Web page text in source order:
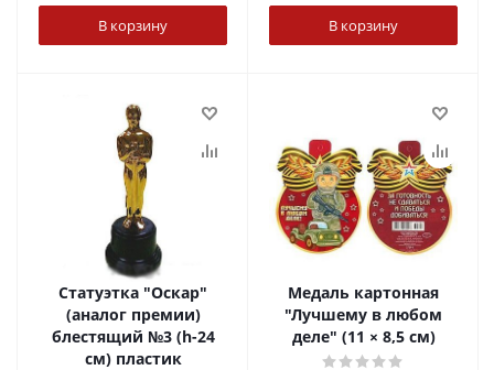
В корзину В корзину
Статуэтка "Оскар"
(аналог премии)
блестящий №3 (h-24
см) пластик
Медаль картонная
"Лучшему в любом
деле" (11 × 8,5 см)